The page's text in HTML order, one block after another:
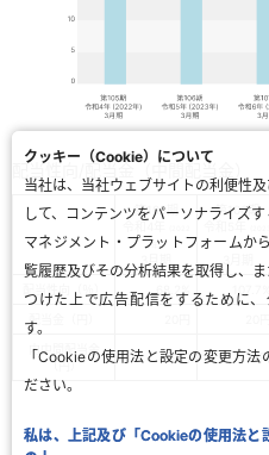
クッキー（Cookie）について
当社は、当社ウェブサイトの利便性
して、コンテンツをパーソナライズ
マネジメント・プラットフォームか
覧履歴及びその分析結果を取得し、
つけた上で広告配信をするために
す。
「Cookieの使用法と設定の変更方法
ださい。
私は、上記及び「Cookieの使用法と
私は、上記及び「Cookieの使用法と
配当性向/配当金（中間配当金）
第105期
年)
第106期
年)
配当性向（％） 68.2%
配当金（円）
内中間配当金
（円）
9円 11